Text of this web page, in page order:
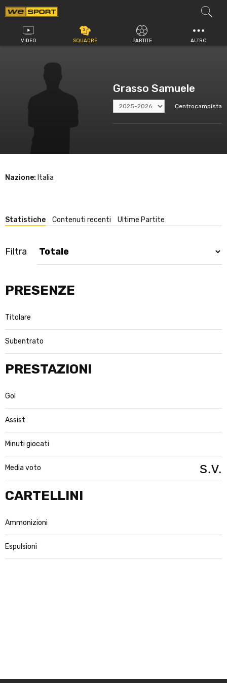
Vai
al
contenuto
VIDEO SQUADRE PARTITE ALTRO
Grasso Samuele
Centrocampista
Nazione: Italia
Statistiche Contenuti recenti Ultime Partite
Filtra
PRESENZE
Titolare
Subentrato
CARTELLINI
Ammonizioni
Espulsioni
PRESTAZIONI
Gol
Assist
Minuti giocati
Media voto s.v.